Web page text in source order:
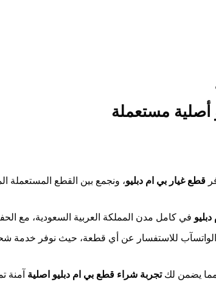
مستعملة
قطع غيار بي ام دبليو، ونجمع بين القطع المستعملة
في كامل مدن المملكة العربية السعودية، مع
الواتسآب للاستفسار عن أي قطعة، حيث نوفر خدمة
مما يضمن لكتجربة شراء قطع بي ام دبليو اصلية آمنة